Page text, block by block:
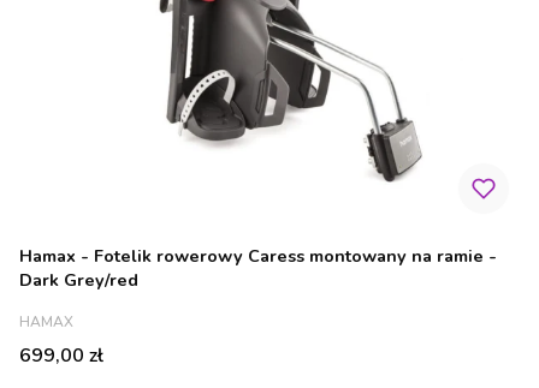
Hamax - Fotelik rowerowy Caress montowany na ramie -
Dark Grey/red
PRODUCENT
HAMAX
Cena
699,00 zł